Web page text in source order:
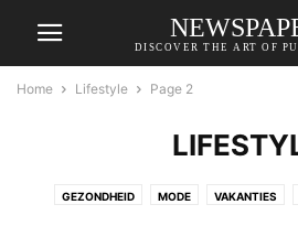
DISCOVER THE ART OF
Home Lifestyle Page 2
GEZONDHEID MODE VAKANTIES